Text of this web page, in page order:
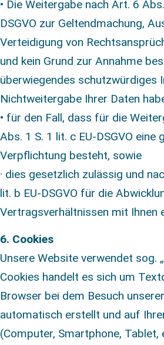
• Die Weitergabe nach Art. 6
DSGVO zur Geltendmachung,
Verteidigung von
und kein Grund zur Annahme
überwiegendes schutzwürdiges
Nichtweitergabe Ihrer Daten
• für den Fall, dass für die
Abs. 1 S. 1 lit. c EU-DSGVO eine
Verpflichtung besteht, sowie
· dies gesetzlich zulässig und
lit. b EU-DSGVO für die
Vertragsverhältnissen mit Ihnen
6. Cookies
Unsere Website verwendet sog.
Cookies handelt es sich um
Browser bei dem Besuch
automatisch erstellt und auf
(Computer, Smartphone, Tablet,